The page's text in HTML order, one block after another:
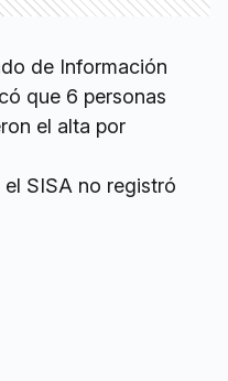
de Información
que 6 personas
el alta por
SISA no registró